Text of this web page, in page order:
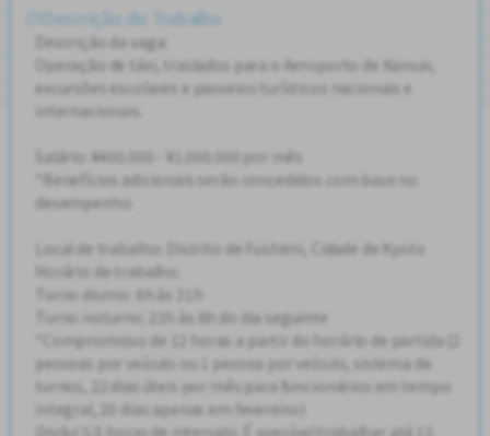
Descrição do Trabalho
Descrição da vaga:
Operação de táxi, traslados para o Aeroporto de Kansai,
excursões escolares e passeios turísticos nacionais e
internacionais.
Salário: ¥400.000 - ¥1.000.000 por mês
*Benefícios adicionais serão concedidos com base no
desempenho.
Local de trabalho: Distrito de Fushimi, Cidade de Kyoto
Horário de trabalho:
Turno diurno: 8h às 21h
Turno noturno: 21h às 8h do dia seguinte
*Compromisso de 12 horas a partir do horário de partida (2
pessoas por veículo ou 1 pessoa por veículo, sistema de
turnos, 22 dias úteis por mês para funcionários em tempo
integral, 20 dias apenas em fevereiro)